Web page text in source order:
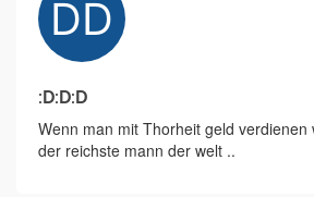
:D:D:D
Wenn man mit Thorheit geld
der reichste mann der welt ..